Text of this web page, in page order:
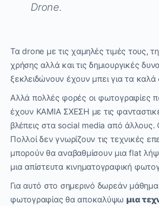
Drone.
Τα drone με τις χαμηλές τιμές τους,
χρήσης αλλά και τις δημιουργικές
ξεκλειδώνουν έχουν μπει για τα
Αλλά πολλές φορές οι φωτογραφίες
έχουν ΚΑΜΙΑ ΣΧΕΣΗ με τις
βλέπεις στα social media από άλλους.
Πολλοί δεν γνωρίζουν τις τεχνικές
μπορούν θα αναβαθμίσουν μια flat
μια απίστευτα κινηματογραφική
Για αυτό στο σημερινό δωρεάν
φωτογραφίας θα αποκαλύψω μια